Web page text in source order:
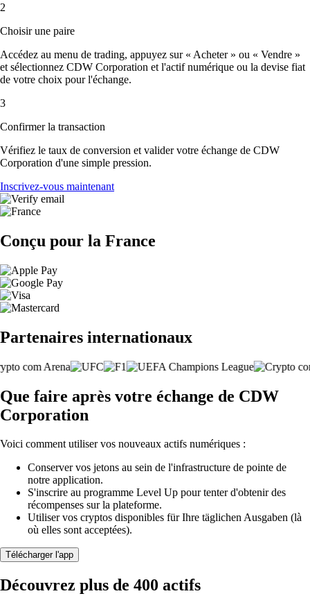
2
Choisir une paire
Accédez au menu de trading, appuyez sur « Acheter » ou « Vendre »
et sélectionnez CDW Corporation et l'actif numérique ou la devise fiat
de votre choix pour l'échange.
3
Confirmer la transaction
Vérifiez le taux de conversion et valider votre échange de CDW
Corporation d'une simple pression.
Inscrivez-vous maintenant
Conçu pour la France
Partenaires internationaux
Que faire après votre échange de CDW
Corporation
Voici comment utiliser vos nouveaux actifs numériques :
Conserver vos jetons au sein de l'infrastructure de pointe de
notre application.
S'inscrire au programme Level Up pour tenter d'obtenir des
récompenses sur la plateforme.
Utiliser vos cryptos disponibles für Ihre täglichen Ausgaben (là
où elles sont acceptées).
Télécharger l'app
Découvrez plus de 400 actifs